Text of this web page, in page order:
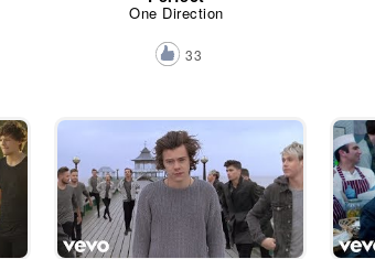
One Direction
33